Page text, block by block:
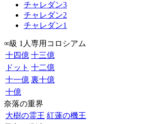
チャレダン3
チャレダン2
チャレダン1
∞級 1人専用コロシアム
十四億 十三億
ドット 十二億
十一億 裏十億
十億
奈落の重界
大樹の霊王 紅蓮の機王